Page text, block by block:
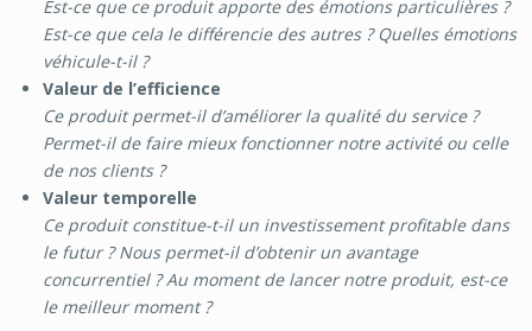
Est-ce que ce produit apporte des émotions particulières ?
Est-ce que cela le différencie des autres ? Quelles émotions
véhicule-t-il ?
Valeur de l’efficience
Ce produit permet-il d’améliorer la qualité du service ?
Permet-il de faire mieux fonctionner notre activité ou celle
de nos clients ?
Valeur temporelle
Ce produit constitue-t-il un investissement profitable dans
le futur ? Nous permet-il d’obtenir un avantage
concurrentiel ? Au moment de lancer notre produit, est-ce
le meilleur moment ?